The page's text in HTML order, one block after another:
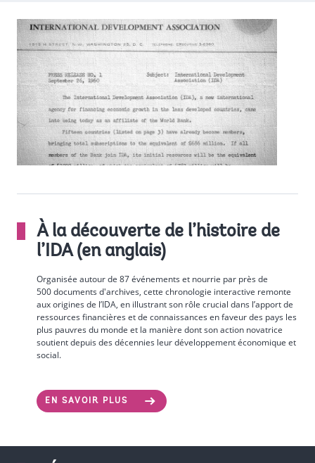
À la découverte de l’histoire de
l’IDA (en anglais)
Organisée autour de 87 événements et nourrie par près de
500 documents d'archives, cette chronologie interactive remonte
aux origines de l’IDA, en illustrant son rôle crucial dans l’apport de
ressources financières et de connaissances en faveur des pays les
plus pauvres du monde et la manière dont son action novatrice
soutient depuis des décennies leur développement économique et
social.
EN SAVOIR PLUS